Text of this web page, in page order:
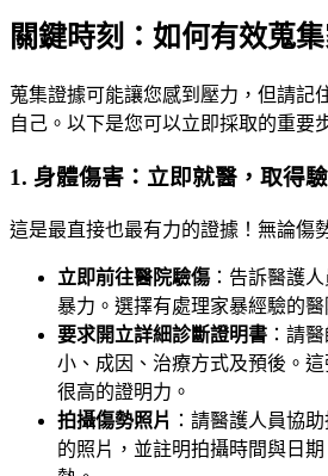
關鍵時刻：如何有效蒐
蒐集證據可能讓您感到壓力，但請記
自己。以下是您可以立即採取的重要
1. 身體傷害：立即就醫，取得
這是最直接也最有力的證據！無論傷
立即前往醫院驗傷：告訴醫護
暴力。選擇有處理家暴經驗的醫
要求開立詳細診斷證明書 ：請
小、成因、治療方式及預後。
很高的證明力。
拍攝傷勢照片 ：請醫護人員協
的照片，並註明拍攝時間與日